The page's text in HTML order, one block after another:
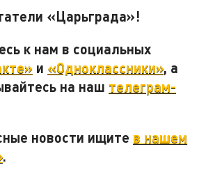
«Царьграда»!
к нам в социальных
и «Одноклассники», а
на наш телеграм-
новости ищите в нашем
.